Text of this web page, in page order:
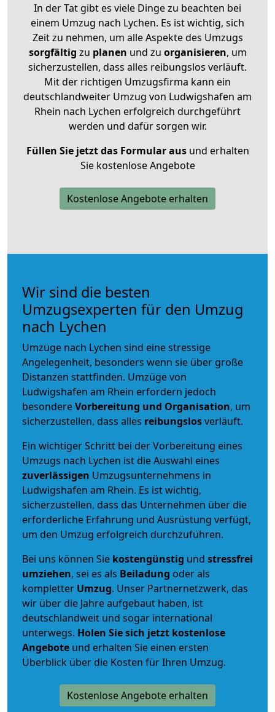
In der Tat gibt es viele Dinge zu beachten bei
einem Umzug nach Lychen. Es ist wichtig, sich
Zeit zu nehmen, um alle Aspekte des Umzugs
sorgfältig zu planen und zu organisieren, um
sicherzustellen, dass alles reibungslos verläuft.
Mit der richtigen Umzugsfirma kann ein
deutschlandweiter Umzug von Ludwigshafen am
Rhein nach Lychen erfolgreich durchgeführt
werden und dafür sorgen wir.
Füllen Sie jetzt das Formular ausund erhalten
Sie kostenlose Angebote
Kostenlose Angebote erhalten
Wir sind die besten
Umzugsexperten für den Umzug
nach Lychen
Umzüge nach Lychen sind eine stressige
Angelegenheit, besonders wenn sie über große
Distanzen stattfinden. Umzüge von
Ludwigshafen am Rhein erfordern jedoch
besondereVorbereitung und Organisation, um
sicherzustellen, dass alles reibungslosverläuft.
Ein wichtiger Schritt bei der Vorbereitung eines
Umzugs nach Lychen ist die Auswahl eines
zuverlässigen Umzugsunternehmens in
Ludwigshafen am Rhein. Es ist wichtig,
sicherzustellen, dass das Unternehmen über die
erforderliche Erfahrung und Ausrüstung verfügt,
um den Umzug erfolgreich durchzuführen.
Bei uns können Sie kostengünstig und stressfrei
umziehen, sei es als Beiladung oder als
kompletter Umzug. Unser Partnernetzwerk, das
wir über die Jahre aufgebaut haben, ist
deutschlandweit und sogar international
unterwegs. Holen Sie sich jetzt kostenlose
Angebote und erhalten Sie einen ersten
Überblick über die Kosten für Ihren Umzug.
Kostenlose Angebote erhalten